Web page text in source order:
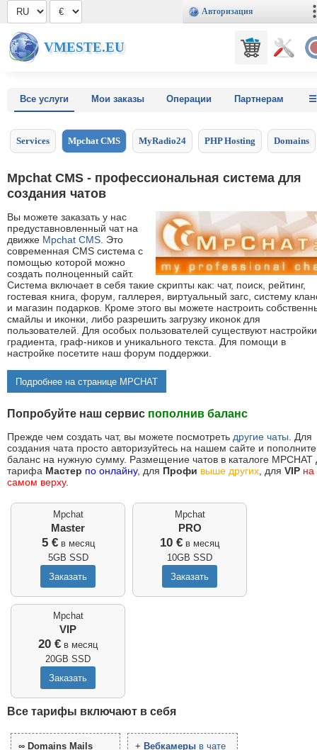
Авторизация
VMESTE.EU
Все услуги Мои заказы Операции Партнерам
Services Mpchat CMS MyRadio24 PHP Hosting Domains
Mpchat CMS - профессиональная система для
создания чатов
Вы можете заказать у нас
предуставновленный чат на
движке Mpchat CMS . Это
современная CMS система с
помощью которой можно
создать полноценный сайт.
Система включает в себя такие скрипты как: чат, поиск, рейтинг,
гостевая книга, форум, галлерея, виртуальный загс, систему
и магазин подарков. Кроме этого вы можете настроить
смайлы и иконки, либо разрешить загрузку иконок для
пользователей. Для особых пользователей существуют настройки
градиента, граф-ников и уникального текста. Для помощи в
настройке посетите наш форум поддержки.
Подробнее на странице MPCHAT
Попробуйте наш сервис пополнив баланс
Прежде чем создать чат, вы можете посмотреть другие чаты. Для
создания чата просто авторизуйтесь на нашем сайте и пополните
баланс на нужную сумму. Размещение чатов в каталоге MPCHAT
тарифа Мастер по онлайну, для Профи выше других, для VIP на
самом верху.
Mpchat
Master
5 €в месяц
5GB SSD
Mpchat
PRO
10 € в месяц
10GB SSD
Mpchat
VIP
20 € в месяц
20GB SSD
Все тарифы включают в себя
∞ Domains Mails
+Вебкамеры в чате